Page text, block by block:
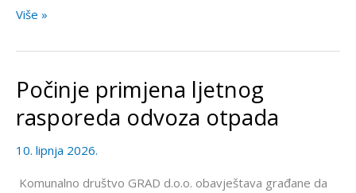
Više »
Počinje primjena ljetnog
rasporeda odvoza otpada
10. lipnja 2026.
Komunalno društvo GRAD d.o.o. obavještava građane da
Počinje
primjena
ljetnog
odvoza
otpada